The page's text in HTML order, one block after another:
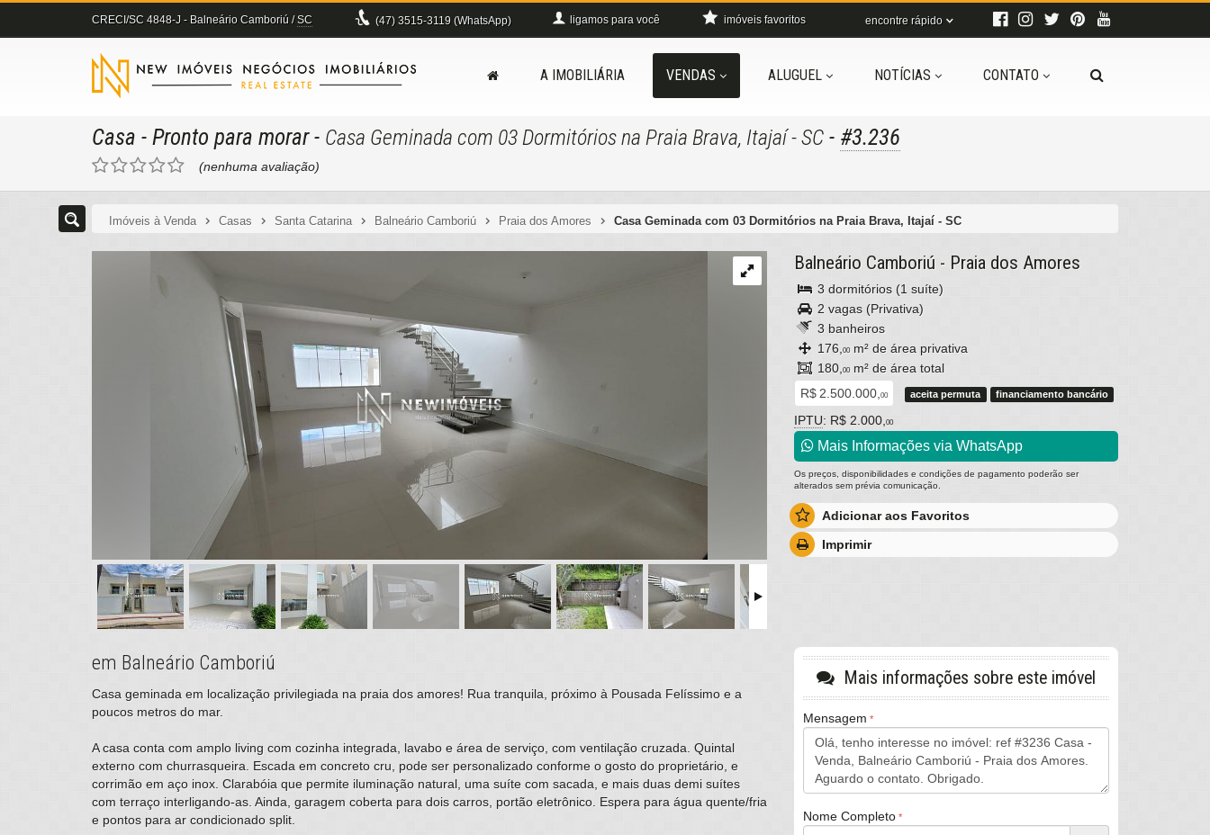
CRECI/SC 4848-J - Balneário Camboriú /SC (47) 3515-3119 (WhatsApp) ligamos para você encontre rápido
imóveis favoritos
A IMOBILIÁRIA VENDAS ALUGUEL NOTÍCIAS CONTATO
Casa - Pronto para morar- Casa Geminada com 03 Dormitórios na Praia Brava, Itajaí - SC - #3.236
(nenhuma avaliação)
Imóveis à Venda Casas Santa Catarina Balneário Camboriú Praia dos Amores Casa Geminada com 03 Dormitórios na Praia Brava, Itajaí - SC
Balneário Camboriú - Praia dos Amores
3 dormitórios (1 suíte)
2 vagas (Privativa)
3 banheiros
176, 00 m² de área privativa
180, 00 m² de área total
R$ 2.500.000, 00 aceita permuta financiamento bancário
IPTU: R$ 2.000, 00
Mais Informações via WhatsApp
Os preços, disponibilidades e condições de pagamento poderão ser
alterados sem prévia comunicação.
Adicionar aos Favoritos
Imprimir
em Balneário Camboriú
Casa geminada em localização privilegiada na praia dos amores! Rua tranquila, próximo à Pousada Felíssimo e a
poucos metros do mar.
A casa conta com amplo living com cozinha integrada, lavabo e área de serviço, com ventilação cruzada. Quintal
externo com churrasqueira. Escada em concreto cru, pode ser personalizado conforme o gosto do proprietário, e
corrimão em aço inox. Clarabóia que permite iluminação natural, uma suíte com sacada, e mais duas demi suítes
com terraço interligando-as. Ainda, garagem coberta para dois carros, portão eletrônico. Espera para água quente/fria
e pontos para ar condicionado split.
Mais informações sobre este imóvel
Mensagem
Nome Completo